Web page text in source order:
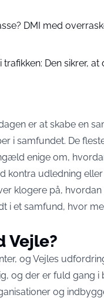
DMI med
Den sikrer,
er at skabe en
i samfundet. De
enige om,
kontra udledning
klogere på,
i et samfund, hvor
Vejle?
og Vejles
og der er fuld gang i
og